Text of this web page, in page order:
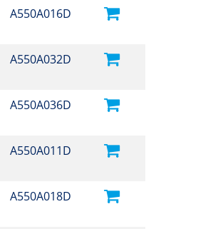
A550A016D
A550A032D
A550A036D
A550A011D
A550A018D